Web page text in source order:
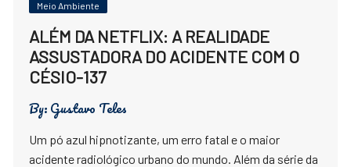
Meio Ambiente
ALÉM DA NETFLIX: A REALIDADE
ASSUSTADORA DO ACIDENTE COM O
CÉSIO-137
By:Gustavo Teles
Um pó azul hipnotizante, um erro fatal e o maior
acidente radiológico urbano do mundo. Além da série da